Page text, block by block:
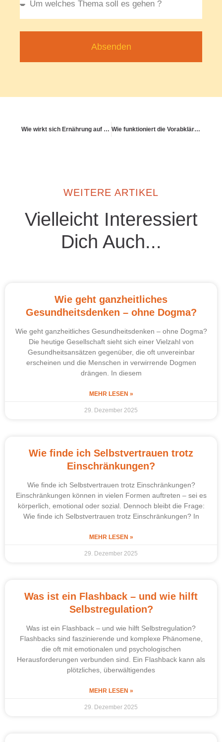
Absenden
Wie wirkt sich Ernährung auf Konzentration und Fokus aus? Wie funktioniert die Vorabklärung bei stationären Eingriffen?
WEITERE ARTIKEL
Vielleicht Interessiert
Dich Auch...
Wie geht ganzheitliches
Gesundheitsdenken – ohne Dogma?
Wie geht ganzheitliches Gesundheitsdenken – ohne Dogma?
Die heutige Gesellschaft sieht sich einer Vielzahl von
Gesundheitsansätzen gegenüber, die oft unvereinbar
erscheinen und die Menschen in verwirrende Dogmen
drängen. In diesem
MEHR LESEN »
29. Dezember 2025
Wie finde ich Selbstvertrauen trotz
Einschränkungen?
Wie finde ich Selbstvertrauen trotz Einschränkungen?
Einschränkungen können in vielen Formen auftreten – sei es
körperlich, emotional oder sozial. Dennoch bleibt die Frage:
Wie finde ich Selbstvertrauen trotz Einschränkungen? In
MEHR LESEN »
29. Dezember 2025
Was ist ein Flashback – und wie hilft
Selbstregulation?
Was ist ein Flashback – und wie hilft Selbstregulation?
Flashbacks sind faszinierende und komplexe Phänomene,
die oft mit emotionalen und psychologischen
Herausforderungen verbunden sind. Ein Flashback kann als
plötzliches, überwältigendes
MEHR LESEN »
29. Dezember 2025